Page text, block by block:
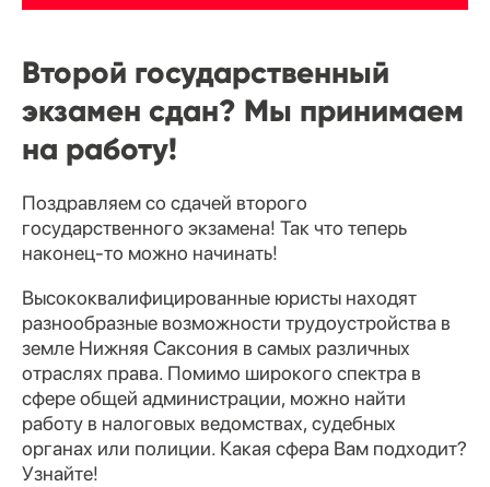
Второй государственный
экзамен сдан? Мы принимаем
на работу!
Поздравляем со сдачей второго
государственного экзамена! Так что теперь
наконец-то можно начинать!
Высококвалифицированные юристы находят
разнообразные возможности трудоустройства в
земле Нижняя Саксония в самых различных
отраслях права. Помимо широкого спектра в
сфере общей администрации, можно найти
работу в налоговых ведомствах, судебных
органах или полиции. Какая сфера Вам подходит?
Узнайте!